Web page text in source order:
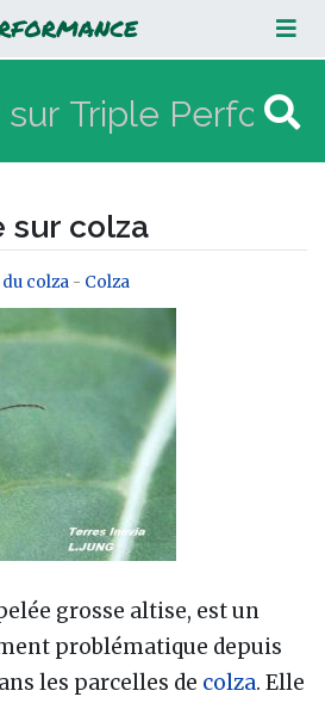
sur colza
sur colza
rechercher
colza - Colza
grosse altise, est un
problématique depuis
les parcelles de colza. Elle